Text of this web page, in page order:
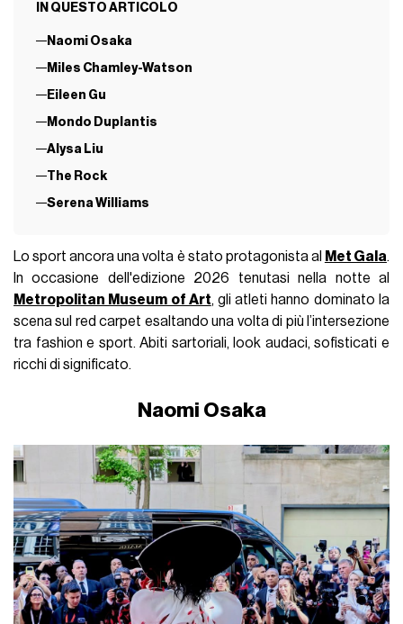
IN QUESTO ARTICOLO
Naomi Osaka
Miles Chamley-Watson
Eileen Gu
Mondo Duplantis
Alysa Liu
The Rock
Serena Williams
Lo sport ancora una volta è stato protagonista al Met Gala.
In occasione dell'edizione 2026 tenutasi nella notte al
Metropolitan Museum of Art, gli atleti hanno dominato la
scena sul red carpet esaltando una volta di più l’intersezione
tra fashion e sport. Abiti sartoriali, look audaci, sofisticati e
ricchi di significato.
Naomi Osaka